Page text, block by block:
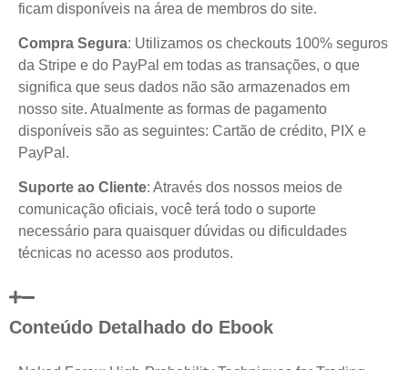
ficam disponíveis na área de membros do site.
Compra Segura: Utilizamos os checkouts 100% seguros
da Stripe e do PayPal em todas as transações, o que
significa que seus dados não são armazenados em
nosso site. Atualmente as formas de pagamento
disponíveis são as seguintes: Cartão de crédito, PIX e
PayPal.
Suporte ao Cliente: Através dos nossos meios de
comunicação oficiais, você terá todo o suporte
necessário para quaisquer dúvidas ou dificuldades
técnicas no acesso aos produtos.
Conteúdo Detalhado do Ebook